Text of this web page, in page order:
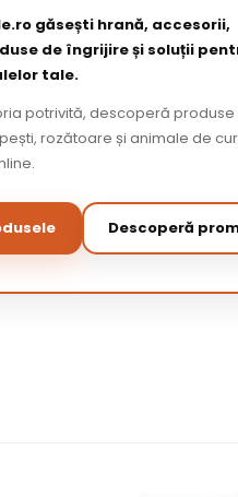
găsești hrană, accesorii,
de îngrijire și soluții
tale.
potrivită, descoperă produse
rozătoare și animale de
Descoperă